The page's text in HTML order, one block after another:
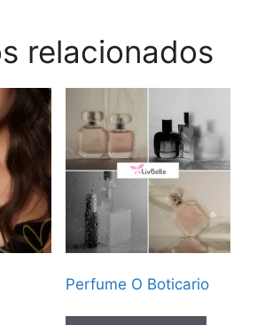
relacionados
Perfume O Boticario